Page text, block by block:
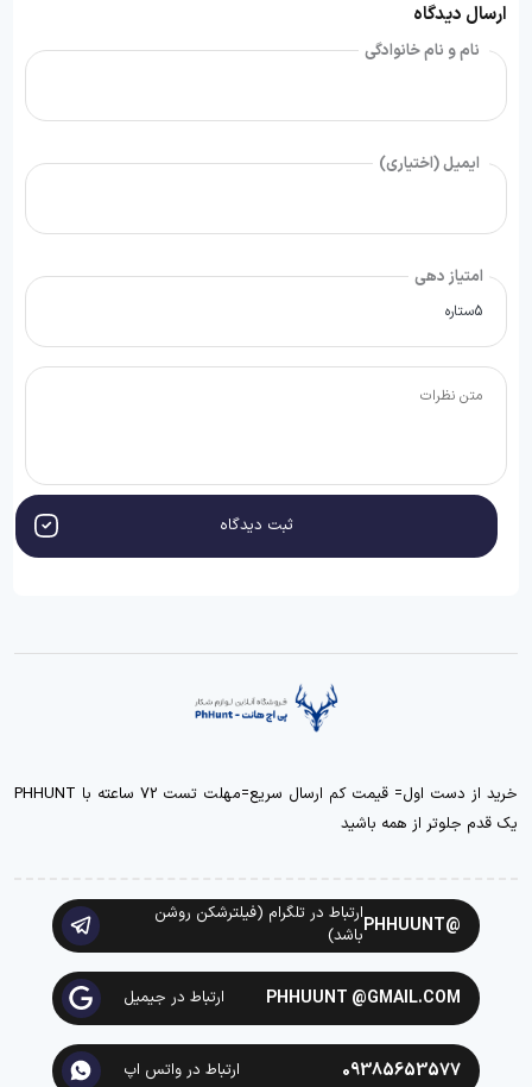
ارسال دیدگاه
نام و نام خانوادگی
ایمیل (اختیاری)
امتیاز دهی
ثبت دیدگاه
خرید از دست اول= قیمت کم ارسال سریع=مهلت تست 72 ساعته با PHHUNT
یک قدم جلوتر از همه باشید
@PHHUUNT
ارتباط در تلگرام (فیلترشکن روشن
باشد)
PHHUUNT @GMAIL.COM ارتباط در جیمیل
09385653577 ارتباط در واتس اپ